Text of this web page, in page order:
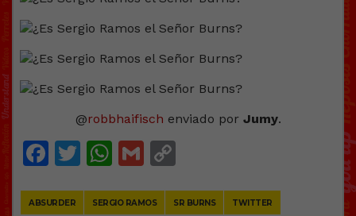
@robbhaifisch enviado por Jumy.
Facebook
Twitter
WhatsApp
Gmail
ABSURDER SERGIO RAMOS SR BURNS TWITTER